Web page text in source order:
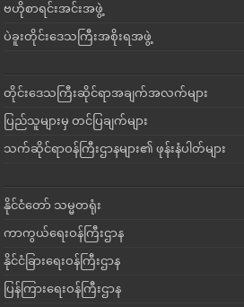
ဗဟိုစာရင်းအင်းအဖွဲ့
ပဲခူးတိုင်းဒေသကြီးအစိုးရအဖွဲ့
တိုင်းဒေသကြီးဆိုင်ရာအချက်အလက်များ
ပြည်သူများမှ တင်ပြချက်များ
သက်ဆိုင်ရာဝန်ကြီးဌာနများ၏ ဖုန်းနံပါတ်များ
နိုင်ငံတော် သမ္မတရုံး
ကာကွယ်ရေးဝန်ကြီးဌာန
နိုင်ငံခြားရေးဝန်ကြီးဌာန
ပြန်ကြားရေးဝန်ကြီးဌာန